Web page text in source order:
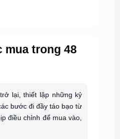
mua trong 48
lại, thiết lập những kỷ
bước đi đầy táo bạo từ
điều chỉnh để mua vào,